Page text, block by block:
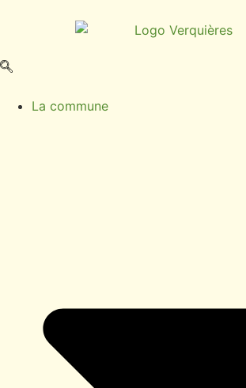
La commune